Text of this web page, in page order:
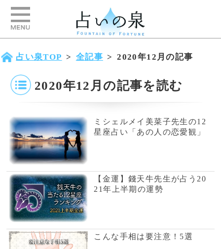
占い泉TOP > 全記事 > 2020年12月の記事
2020年12月の記事を読む
ミシェルメイ美菜子先生の12
【金運】錢天牛先生が占う20
21年上半期の運勢
【仕事運】錢天牛先生が占う2
021年上半期の運勢
満月で読む天空模様☆2020年